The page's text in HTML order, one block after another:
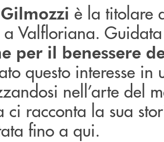
è la titolare
a Valfloriana.
per il benessere
questo interesse in
nell’arte del
ci racconta la sua
fino a qui.